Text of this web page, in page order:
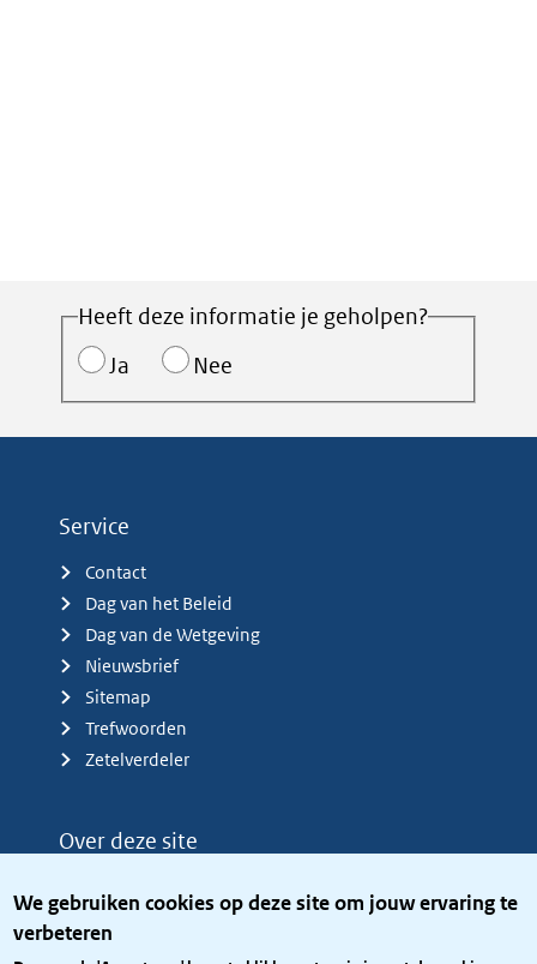
We gebruiken cookies op deze site om jouw ervaring te
verbeteren
Heeft deze informatie je geholpen?
Ja
Nee
Service
Contact
Dag van het Beleid
Dag van de Wetgeving
Nieuwsbrief
Sitemap
Trefwoorden
Zetelverdeler
Over deze site
Privacy